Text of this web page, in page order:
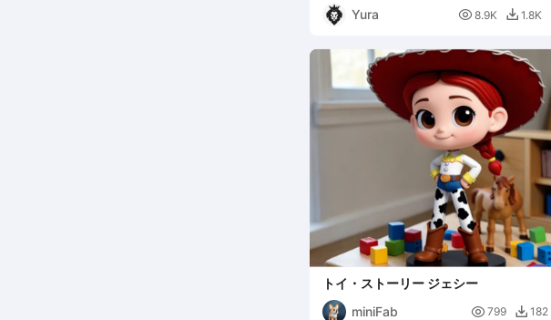
Yura
 8.9K  1.8K
トイ・ストーリー ジェシー
miniFab
 799  182